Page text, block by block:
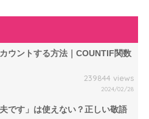
ウントする方法｜COUNTIF関数
239844 views
2024/02/28
です」は使えない？正しい敬語